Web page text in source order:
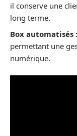
il conserve une
long terme.
Box automatisés :
permettant une
numérique.